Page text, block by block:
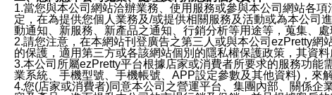
1.當您與本公司網站洽辦業務、使用服務或參與本公司網站各
定，在為提供您個人業務及/或提供相關服務及活動或為本公司
動通知、新服務、新產品之通知、行銷分析等用途等，蒐集、處
2.請您注意，在本網站刊登廣告之第三人或與本公司ezPretty
的保護，適用第三方或各該網站個別的隱私權保護政策，其資
3.本公司所屬ezPretty平台根據店家或消費者所要求的服務功
業系統、手機型號、手機帳號、APP設定參數及其他資料)，來
4.您(店家或消費者)同意本公司之營運平台、集團內部、關係